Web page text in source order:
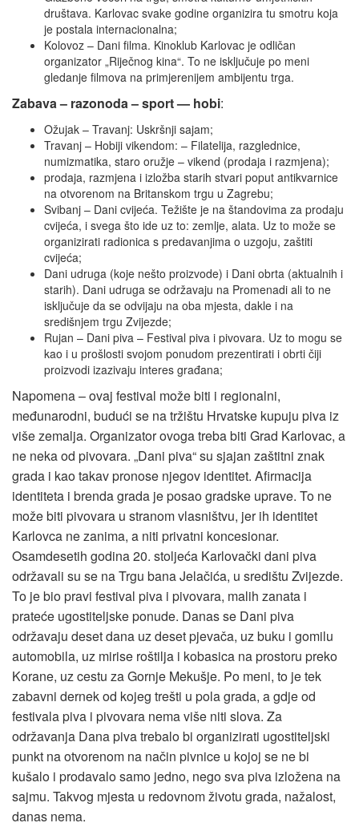
društava. Karlovac svake godine organizira tu smotru koja
je postala internacionalna;
Kolovoz – Dani filma. Kinoklub Karlovac je odličan
organizator „Riječnog kina“. To ne isključuje po meni
gledanje filmova na primjerenijem ambijentu trga.
Zabava – razonoda – sport — hobi:
Ožujak – Travanj: Uskršnji sajam;
Travanj – Hobiji vikendom: – Filatelija, razglednice,
numizmatika, staro oružje – vikend (prodaja i razmjena);
prodaja, razmjena i izložba starih stvari poput antikvarnice
na otvorenom na Britanskom trgu u Zagrebu;
Svibanj – Dani cvijeća. Težište je na štandovima za prodaju
cvijeća, i svega što ide uz to: zemlje, alata. Uz to može se
organizirati radionica s predavanjima o uzgoju, zaštiti
cvijeća;
Dani udruga (koje nešto proizvode) i Dani obrta (aktualnih i
starih). Dani udruga se održavaju na Promenadi ali to ne
isključuje da se odvijaju na oba mjesta, dakle i na
središnjem trgu Zvijezde;
Rujan – Dani piva – Festival piva i pivovara. Uz to mogu se
kao i u prošlosti svojom ponudom prezentirati i obrti čiji
proizvodi izazivaju interes građana;
Napomena – ovaj festival može biti i regionalni,
međunarodni, budući se na tržištu Hrvatske kupuju piva iz
više zemalja. Organizator ovoga treba biti Grad Karlovac, a
ne neka od pivovara. „Dani piva“ su sjajan zaštitni znak
grada i kao takav pronose njegov identitet. Afirmacija
identiteta i brenda grada je posao gradske uprave. To ne
može biti pivovara u stranom vlasništvu, jer ih identitet
Karlovca ne zanima, a niti privatni koncesionar.
Osamdesetih godina 20. stoljeća Karlovački dani piva
održavali su se na Trgu bana Jelačića, u središtu Zvijezde.
To je bio pravi festival piva i pivovara, malih zanata i
prateće ugostiteljske ponude. Danas se Dani piva
održavaju deset dana uz deset pjevača, uz buku i gomilu
automobila, uz mirise roštilja i kobasica na prostoru preko
Korane, uz cestu za Gornje Mekušje. Po meni, to je tek
zabavni dernek od kojeg trešti u pola grada, a gdje od
festivala piva i pivovara nema više niti slova. Za
održavanja Dana piva trebalo bi organizirati ugostiteljski
punkt na otvorenom na način pivnice u kojoj se ne bi
kušalo i prodavalo samo jedno, nego sva piva izložena na
sajmu. Takvog mjesta u redovnom životu grada, nažalost,
danas nema.